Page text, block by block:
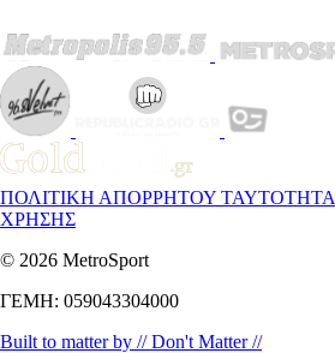
ΠΟΛΙΤΙΚΗ ΑΠΟΡΡΗΤΟΥ ΤΑΥΤΟΤΗΤΑ
ΧΡΗΣΗΣ
© 2026 MetroSport
ΓΕΜΗ: 059043304000
Built to matter by // Don't Matter //